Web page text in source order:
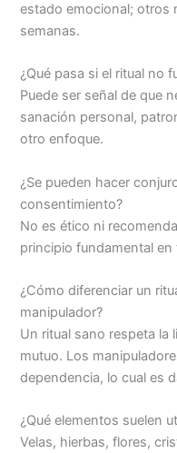
estado emocional; otros
semanas.
¿Qué pasa si el ritual no
Puede ser señal de que
sanación personal,
otro enfoque.
¿Se pueden hacer
consentimiento?
No es ético ni
principio fundamental
¿Cómo diferenciar un
manipulador?
Un ritual sano respeta la
mutuo. Los
dependencia, lo cual es
¿Qué elementos suelen
Velas, hierbas, flores,